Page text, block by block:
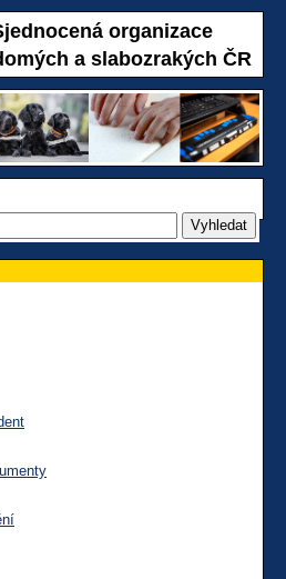
organizace
a slabozrakých ČR